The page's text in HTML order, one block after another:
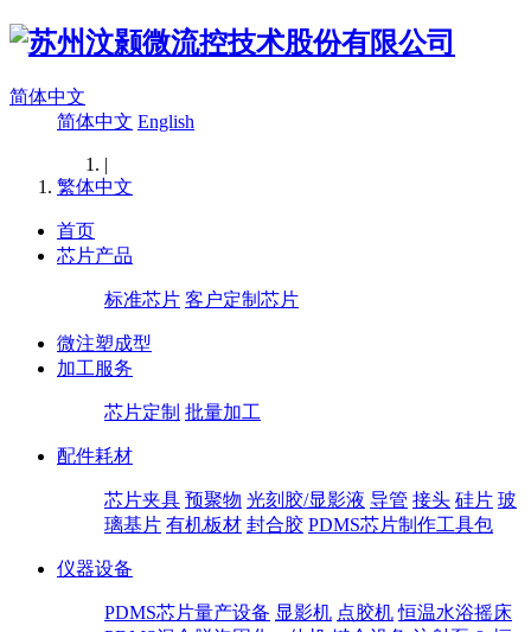
简体中文
简体中文 English
|
繁体中文
首页
芯片产品
标准芯片 客户定制芯片
微注塑成型
加工服务
芯片定制 批量加工
配件耗材
芯片夹具 预聚物 光刻胶/显影液 导管 接头 硅片 玻
璃基片 有机板材 封合胶 PDMS芯片制作工具包
仪器设备
PDMS芯片量产设备 显影机 点胶机 恒温水浴摇床